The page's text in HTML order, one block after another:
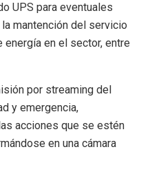
UPS para eventuales
mantención del servicio
en el sector, entre
por streaming del
y emergencia,
acciones que se estén
en una cámara